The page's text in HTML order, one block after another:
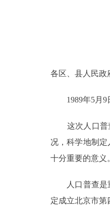
政
决
政务服务
个
便
各区、县人民政
1989年5月9日
这次人口普查
况，科学地制
十分重要的意义
人口普查是重
定成立北京市第